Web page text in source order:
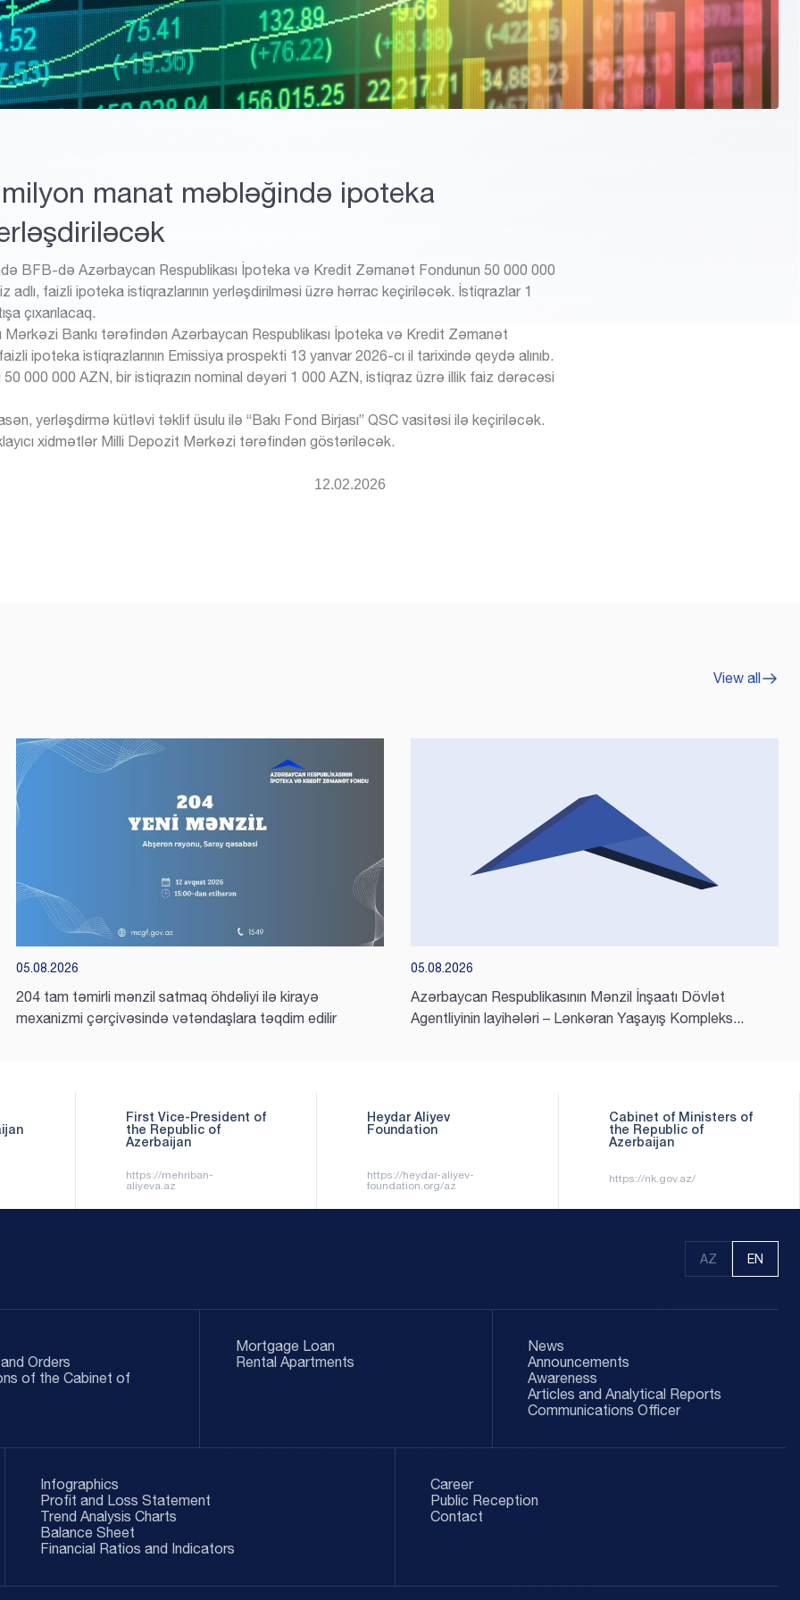
manat məbləğində ipoteka
BFB-də Azərbaycan Respublikası İpoteka və Kredit Zəmanət Fondunun 50 000 000
adlı, faizli ipoteka istiqrazlarının yerləşdirilməsi üzrə hərrac keçiriləcək. İstiqrazlar 1
çıxarılacaq.
Mərkəzi Bankı tərəfindən Azərbaycan Respublikası İpoteka və Kredit Zəmanət
ipoteka istiqrazlarının Emissiya prospekti 13 yanvar 2026-cı il tarixində qeydə alınıb.
50 000 000 AZN, bir istiqrazın nominal dəyəri 1 000 AZN, istiqraz üzrə illik faiz dərəcəsi
yerləşdirmə kütləvi təklif üsulu ilə “Bakı Fond Birjası” QSC vasitəsi ilə keçiriləcək.
xidmətlər Milli Depozit Mərkəzi tərəfindən göstəriləcək.
View all
05.08.2026
204 tam təmirli mənzil satmaq öhdəliyi ilə kirayə
mexanizmi çərçivəsində vətəndaşlara təqdim edilir
05.08.2026
Azərbaycan Respublikasının Mənzil İnşaatı Dövlət
Agentliyinin layihələri – Lənkəran Yaşayış Kompleks...
of
Heydar Aliyev
Foundation
https://heydar-aliyev-
foundation.org/az
Cabinet of Ministers of
the Republic of
https://nk.gov.az/
State Services Portal
https://www.dxr.az/
AZ EN
Orders
of the Cabinet of
Mortgage Loan
Rental Apartments
News
Announcements
Awareness
Articles and Analytical Reports
Communications Officer
Infographics
Profit and Loss Statement
Trend Analysis Charts
Balance Sheet
Financial Ratios and Indicators
Career
Public Reception
Contact
Borcalanın aylıq